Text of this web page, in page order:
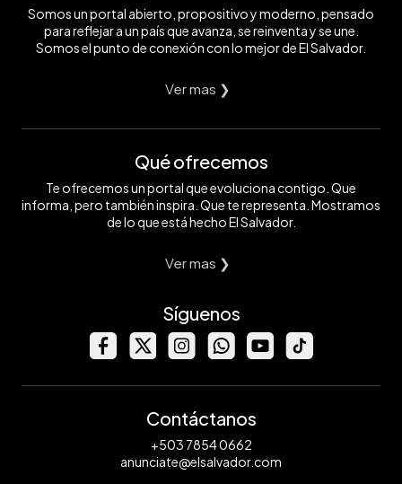
Somos un portal abierto, propositivo y moderno, pensado
para reflejar a un país que avanza, se reinventa y se une.
Somos el punto de conexión con lo mejor de El Salvador.
Ver mas ❯
Qué ofrecemos
Te ofrecemos un portal que evoluciona contigo. Que
informa, pero también inspira. Que te representa. Mostramos
de lo que está hecho El Salvador.
Ver mas ❯
Síguenos
Contáctanos
+503 7854 0662
anunciate@elsalvador.com